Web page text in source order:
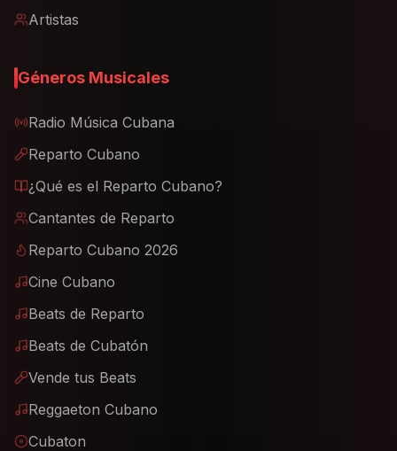
Artistas
Géneros Musicales
Radio Música Cubana
Reparto Cubano
¿Qué es el Reparto Cubano?
Cantantes de Reparto
Reparto Cubano 2026
Cine Cubano
Beats de Reparto
Beats de Cubatón
Vende tus Beats
Reggaeton Cubano
Cubaton